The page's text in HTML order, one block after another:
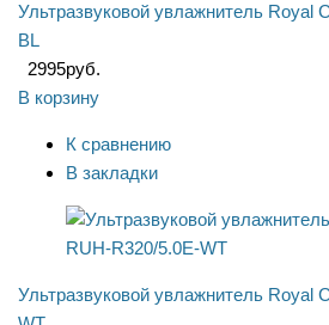
Ультразвуковой увлажнитель Royal
BL
2995руб.
В корзину
К сравнению
В закладки
Ультразвуковой увлажнитель Royal